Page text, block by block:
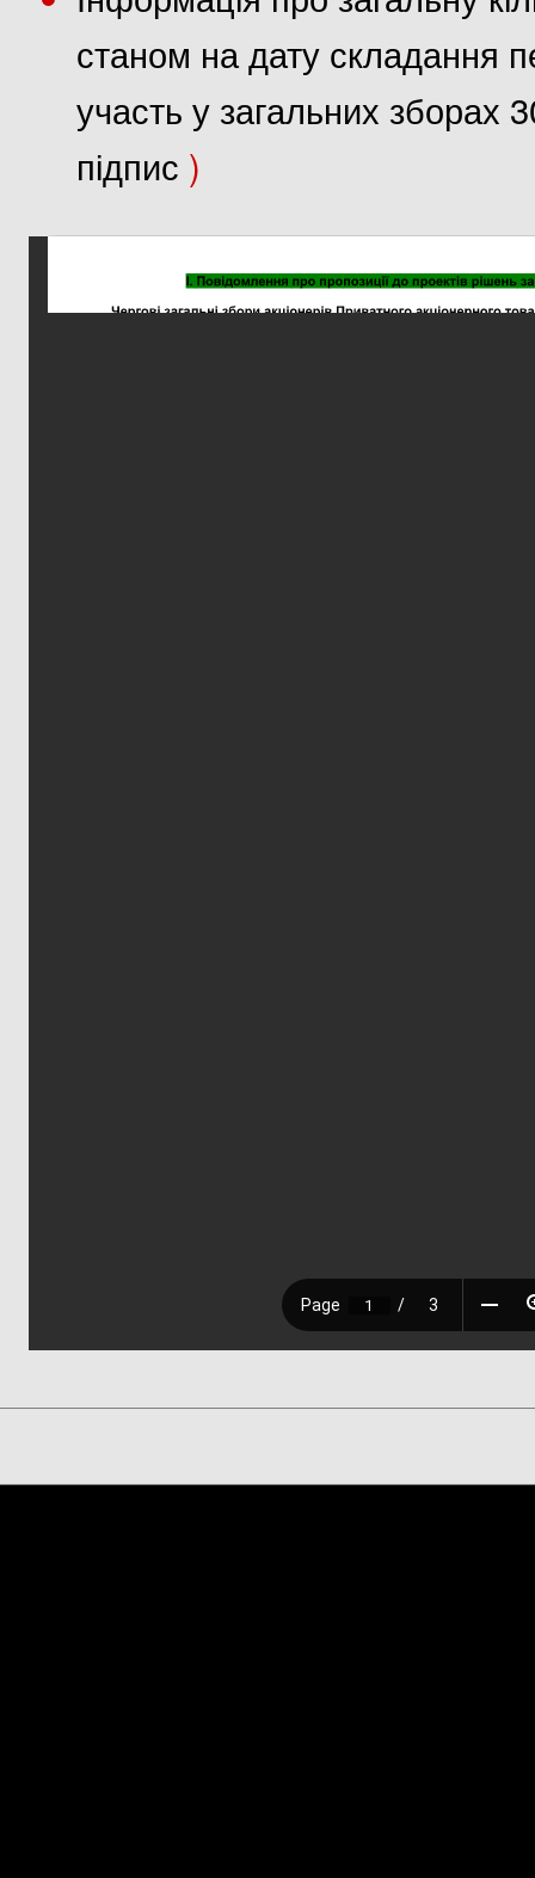
станом на дату складання
участь у загальних
підпис )